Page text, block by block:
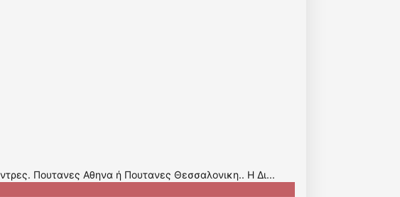
Πουτανες Αθηνα ή Πουτανες Θεσσαλονικη.. Η Δι...